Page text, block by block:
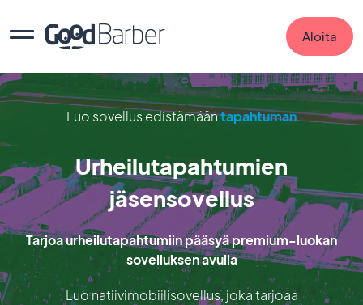
Aloita
Luo sovellus edistämääntapahtuman
Urheilutapahtumien
jäsensovellus
Tarjoa urheilutapahtumiin pääsyä premium-luokan
sovelluksen avulla
Luo natiivimobiilisovellus, joka tarjoaa